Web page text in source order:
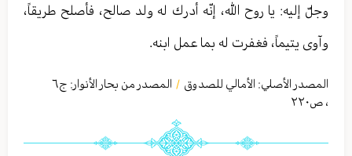
وجلّ إليه: يا روح الله، إنّه أدرك له ولد صالح، فأصلح طريقاً،
وآوى يتيماً، فغفرت له بما عمل ابنه.
المصدر الأصلي: الأمالي للصدوق / المصدر من بحار الأنوار: ج٦
، ص٢٢٠